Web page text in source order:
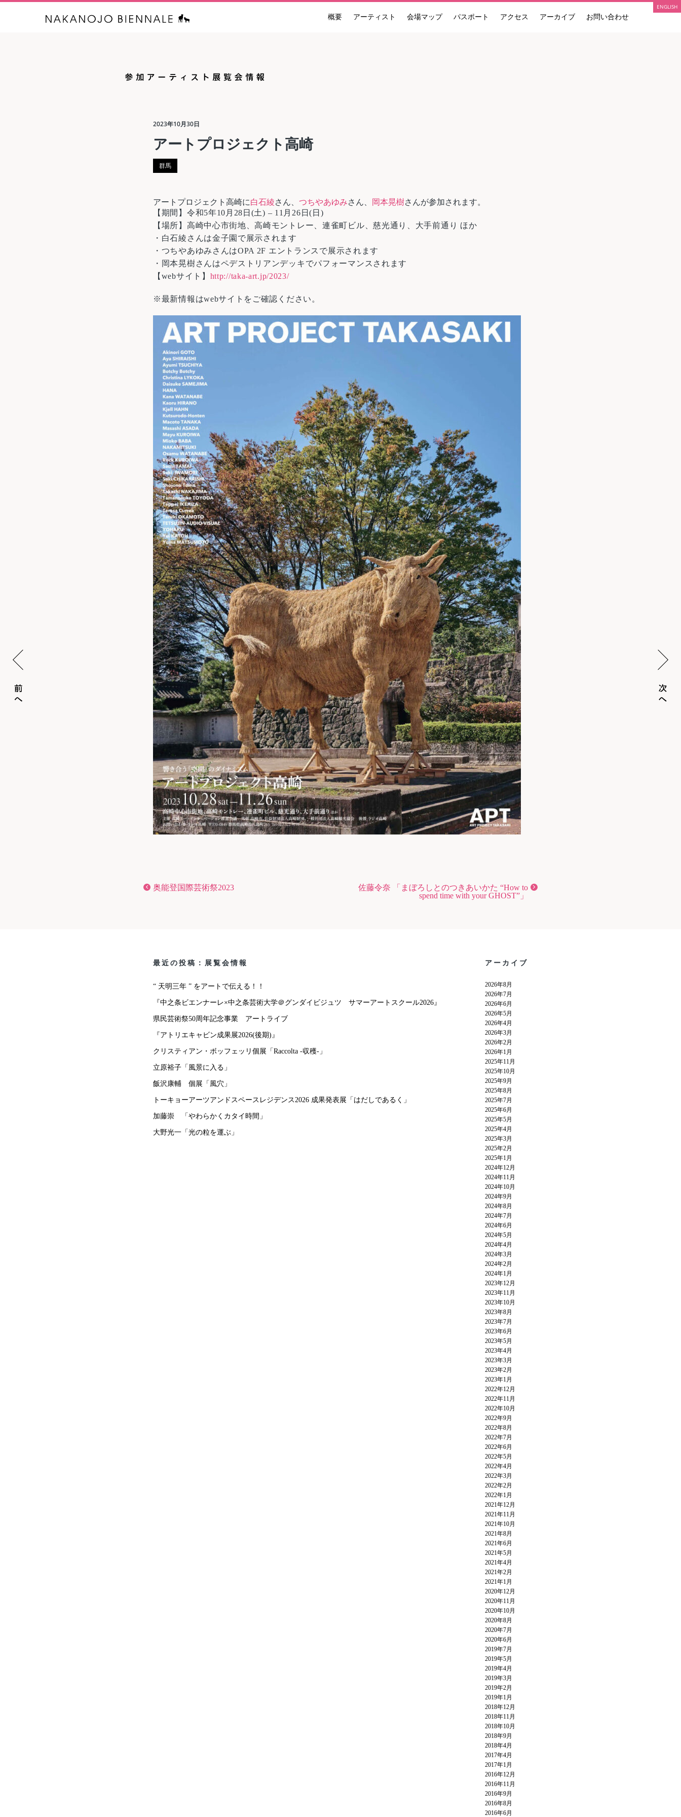
中之条ビエンナーレ 国際現代芸術祭 NAKANOJO BIENNALE
概要 アーティスト 会場マップ パスポート アクセス アーカイブ お問い合わせ
ENGLISH
2023年10月30日
アートプロジェクト高崎
群馬
アートプロジェクト高崎に白石綾さん、 つちやあゆみさん、 岡本晃樹さんが参加されます。
【期間】令和5年10月28日(土) – 11月26日(日)
【場所】高崎中心市街地、高崎モントレー、連雀町ビル、慈光通り、大手前通り ほか
・白石綾さんは金子園で展示されます
・つちやあゆみさんはOPA 2F エントランスで展示されます
・岡本晃樹さんはペデストリアンデッキでパフォーマンスされます
【webサイト】 http://taka-art.jp/2023/
※最新情報はwebサイトをご確認ください。
奥能登国際芸術祭2023
佐藤令奈 「まぼろしとのつきあいかた “How to
spend time with your GHOST”」
最近の投稿：展覧会情報
“ 天明三年 ” をアートで伝える！！
『中之条ビエンナーレ×中之条芸術大学＠グンダイビジュツ サマーアートスクール2026』
県民芸術祭50周年記念事業 アートライブ
『アトリエキャビン成果展2026(後期)』
クリスティアン・ボッフェッリ個展「Raccolta -収穫-」
立原裕子「風景に入る」
飯沢康輔 個展「風穴」
トーキョーアーツアンドスペースレジデンス2026 成果発表展「はだしであるく」
加藤崇 「やわらかくカタイ時間」
大野光一「光の粒を運ぶ」
アーカイブ
2026年8月
2026年7月
2026年6月
2026年5月
2026年4月
2026年3月
2026年2月
2026年1月
2025年11月
2025年10月
2025年9月
2025年8月
2025年7月
2025年6月
2025年5月
2025年4月
2025年3月
2025年2月
2025年1月
2024年12月
2024年11月
2024年10月
2024年9月
2024年8月
2024年7月
2024年6月
2024年5月
2024年4月
2024年3月
2024年2月
2024年1月
2023年12月
2023年11月
2023年10月
2023年8月
2023年7月
2023年6月
2023年5月
2023年4月
2023年3月
2023年2月
2023年1月
2022年12月
2022年11月
2022年10月
2022年9月
2022年8月
2022年7月
2022年6月
2022年5月
2022年4月
2022年3月
2022年2月
2022年1月
2021年12月
2021年11月
2021年10月
2021年8月
2021年6月
2021年5月
2021年4月
2021年2月
2021年1月
2020年12月
2020年11月
2020年10月
2020年8月
2020年7月
2020年6月
2019年7月
2019年5月
2019年4月
2019年3月
2019年2月
2019年1月
2018年12月
2018年11月
2018年10月
2018年9月
2018年4月
2017年4月
2017年1月
2016年12月
2016年11月
2016年9月
2016年8月
2016年6月